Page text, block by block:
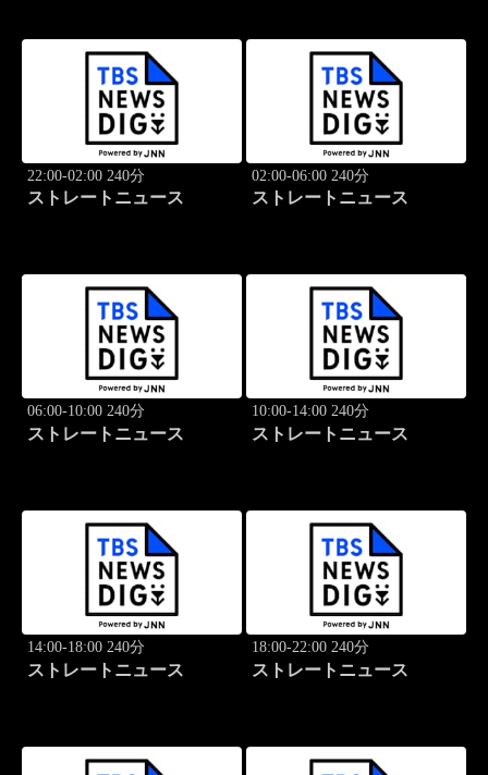
22:00-02:00 240分
ストレートニュース
02:00-06:00 240分
ストレートニュース
06:00-10:00 240分
ストレートニュース
10:00-14:00 240分
ストレートニュース
14:00-18:00 240分
ストレートニュース
18:00-22:00 240分
ストレートニュース